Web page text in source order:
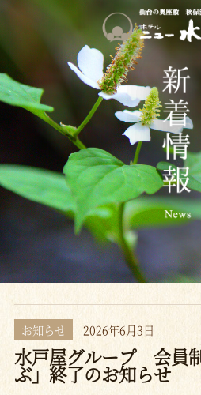
お知らせ 2026年6月3日
水戸屋グループ 会員
ぶ」終了のお知らせ